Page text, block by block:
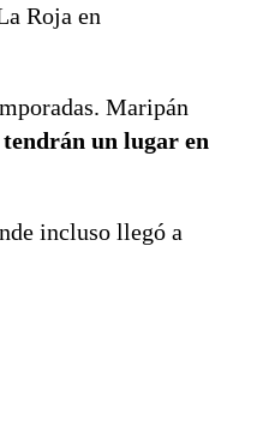
Roja en
Maripán
tendrán un lugar en
incluso llegó a